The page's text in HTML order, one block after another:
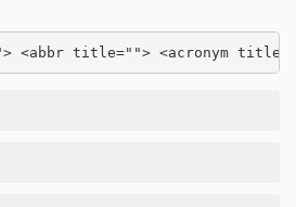
title=""> <acronym